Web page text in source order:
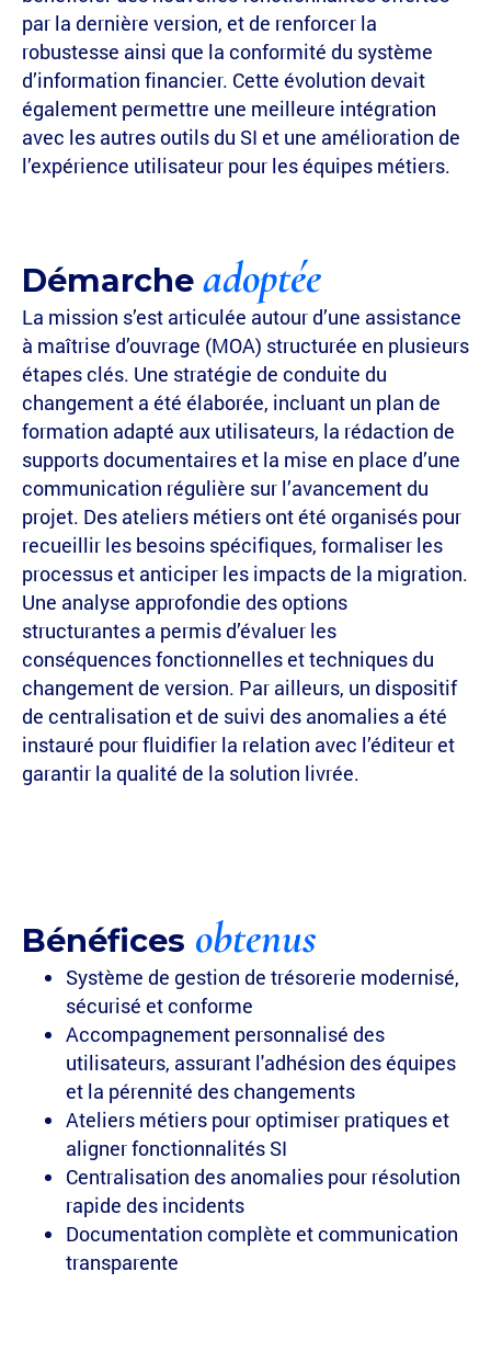
par la dernière version, et de renforcer la
robustesse ainsi que la conformité du système
d’information financier. Cette évolution devait
également permettre une meilleure intégration
avec les autres outils du SI et une amélioration de
l’expérience utilisateur pour les équipes métiers.
Démarche adoptée
La mission s’est articulée autour d’une assistance
à maîtrise d’ouvrage (MOA) structurée en plusieurs
étapes clés. Une stratégie de conduite du
changement a été élaborée, incluant un plan de
formation adapté aux utilisateurs, la rédaction de
supports documentaires et la mise en place d’une
communication régulière sur l’avancement du
projet. Des ateliers métiers ont été organisés pour
recueillir les besoins spécifiques, formaliser les
processus et anticiper les impacts de la migration.
Une analyse approfondie des options
structurantes a permis d’évaluer les
conséquences fonctionnelles et techniques du
changement de version. Par ailleurs, un dispositif
de centralisation et de suivi des anomalies a été
instauré pour fluidifier la relation avec l’éditeur et
garantir la qualité de la solution livrée.
Bénéfices obtenus
Système de gestion de trésorerie modernisé,
sécurisé et conforme
Accompagnement personnalisé des
utilisateurs, assurant l'adhésion des équipes
et la pérennité des changements
Ateliers métiers pour optimiser pratiques et
aligner fonctionnalités SI
Centralisation des anomalies pour résolution
rapide des incidents
Documentation complète et communication
transparente